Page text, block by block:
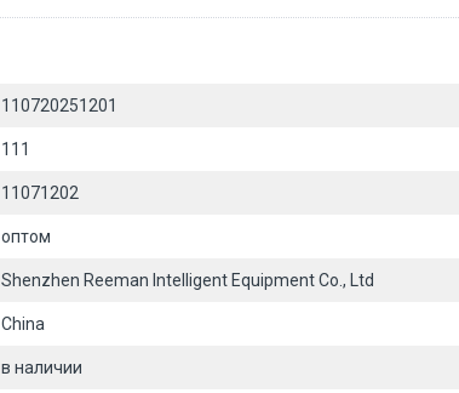
110720251201
111
11071202
оптом
Shenzhen Reeman Intelligent Equipment Co., Ltd
China
в наличии